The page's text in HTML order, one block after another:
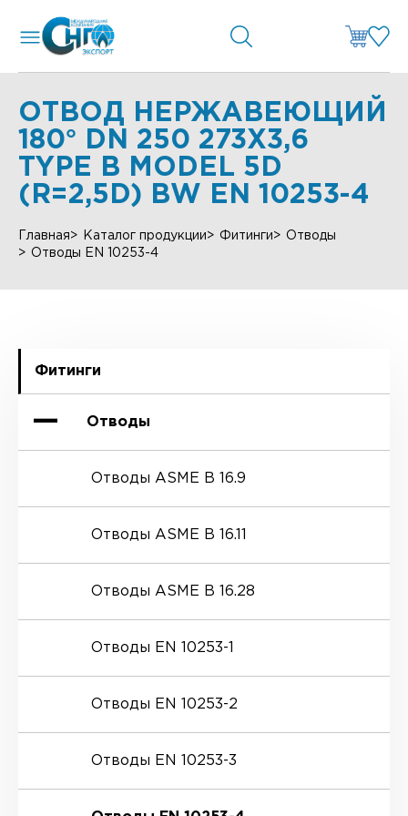
ОТВОД НЕРЖАВЕЮЩИЙ
180° DN 250 273X3,6
TYPE B MODEL 5D
(R=2,5D) BW EN 10253-4
Главная Каталог продукции Фитинги
Отводы
Отводы EN 10253-4
Фитинги
Отводы
Отводы ASME B 16.9
Отводы ASME B 16.11
Отводы ASME B 16.28
Отводы EN 10253-1
Отводы EN 10253-2
Отводы EN 10253-3